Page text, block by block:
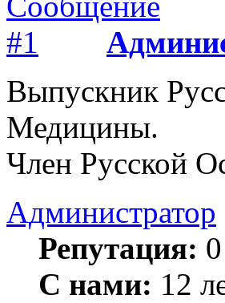
Выпускник
Медицины.
Член Русской
Администратор
Репутация: 0
С нами: 12